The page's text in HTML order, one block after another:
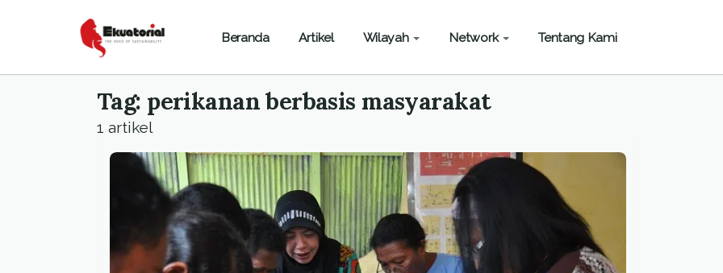
Beranda Artikel Wilayah Network Tentang Kami
Tag: perikanan berbasis masyarakat
1 artikel